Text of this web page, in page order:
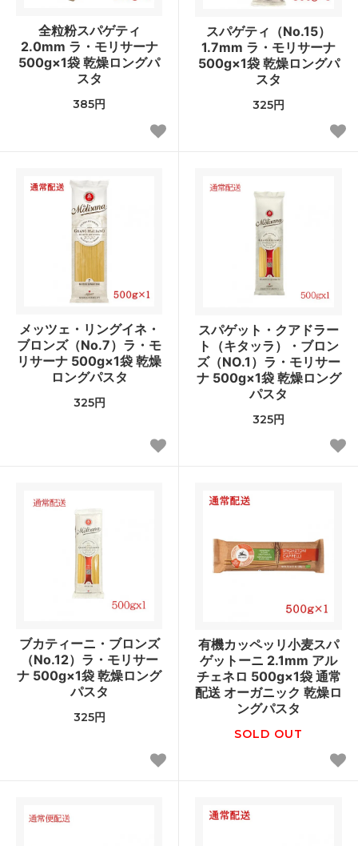
全粒粉スパゲティ
2.0mm ラ・モリサーナ
500g×1袋 乾燥ロングパ
スタ
385円
スパゲティ（No.15）
1.7mm ラ・モリサーナ
500g×1袋 乾燥ロングパ
スタ
325円
メッツェ・リングイネ・
ブロンズ（No.7）ラ・モ
リサーナ 500g×1袋 乾燥
ロングパスタ
325円
スパゲット・クアドラー
ト（キタッラ）・ブロン
ズ（NO.1）ラ・モリサー
ナ 500g×1袋 乾燥ロング
パスタ
325円
ブカティーニ・ブロンズ
（No.12）ラ・モリサー
ナ 500g×1袋 乾燥ロング
パスタ
325円
有機カッペッリ小麦スパ
ゲットーニ 2.1mm アル
チェネロ 500g×1袋 通常
配送 オーガニック 乾燥ロ
ングパスタ
SOLD OUT